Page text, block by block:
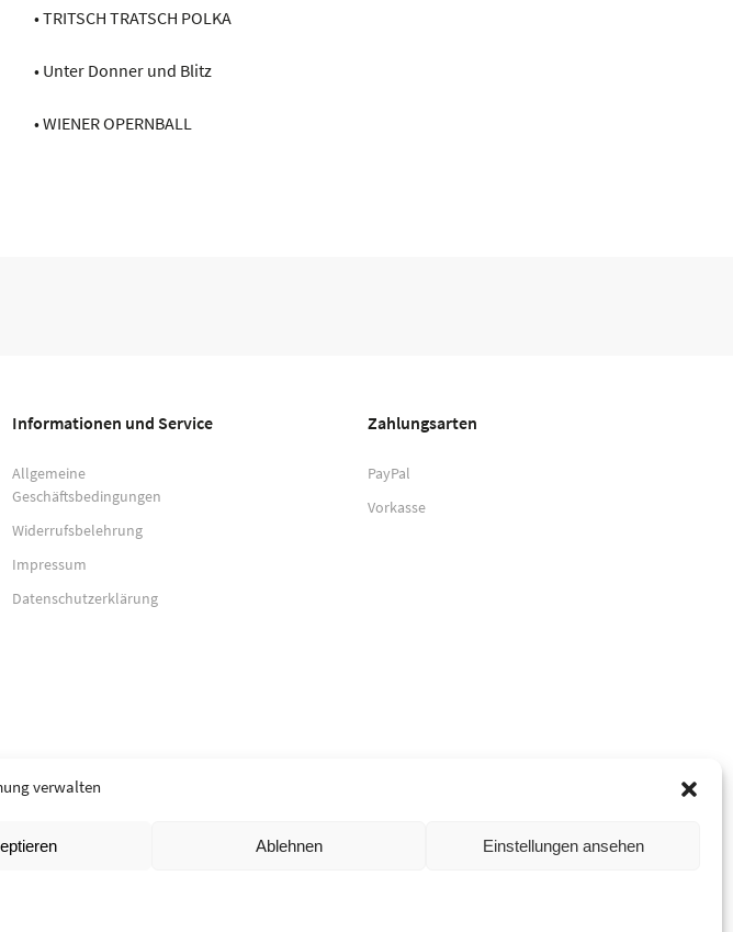
verwalten
Ablehnen Einstellungen ansehen
• TRITSCH TRATSCH POLKA
• Unter Donner und Blitz
• WIENER OPERNBALL
Informationen und Service
Allgemeine
Geschäftsbedingungen
Widerrufsbelehrung
Impressum
Datenschutzerklärung
Zahlungsarten
PayPal
Vorkasse